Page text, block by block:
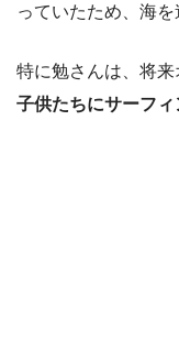
っていたため、海
特に勉さんは、将来
子供たちにサーフィ